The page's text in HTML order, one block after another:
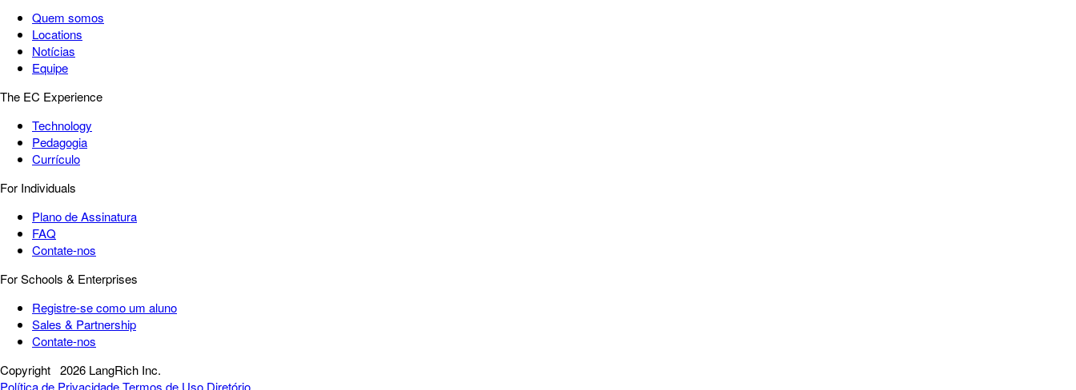
Quem somos
Locations
Notícias
Equipe
The EC Experience
Technology
Pedagogia
Currículo
For Individuals
Plano de Assinatura
FAQ
Contate-nos
For Schools & Enterprises
Registre-se como um aluno
Sales & Partnership
Contate-nos
Copyright 2026 LangRich Inc.